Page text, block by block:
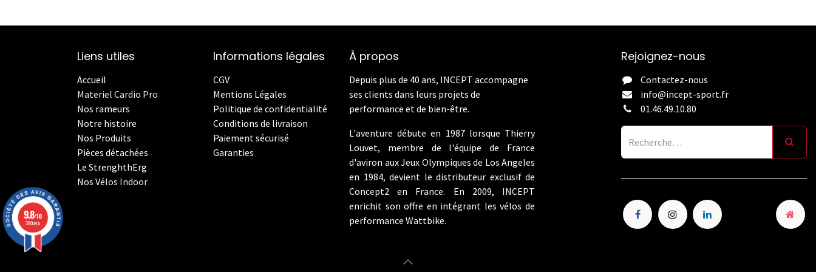
Liens utiles
Accueil
Materiel Cardio Pro
Nos rameurs
Notre histoire
Nos Produits
Pièces détachées
Le StrenghthErg
Nos Vélos Indoor
Informations légales
CGV
Mentions Légales
Politique de confidentialité
Conditions de livraison
Paiement sécurisé
Garanties
À propos
Depuis plus de 40 ans, INCEPT accompagne
ses clients dans leurs projets de
performance et de bien-être.
L'aventure débute en 1987 lorsque Thierry
Louvet, membre de l'équipe de France
d'aviron aux Jeux Olympiques de Los Angeles
en 1984, devient le distributeur exclusif de
Concept2 en France. En 2009, INCEPT
enrichit son offre en intégrant les vélos de
performance Wattbike.
Rejoignez-nous
Contactez-nous
info@incept-sport.fr
01.46.49.10.80
9.8/10
380 avis